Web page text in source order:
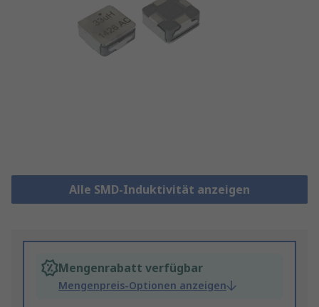
Alle SMD-Induktivität anzeigen
Mengenrabatt verfügbar
Mengenpreis-Optionen anzeigen